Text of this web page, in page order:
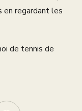
en regardant les
de tennis de